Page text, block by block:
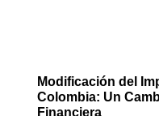
Modificación del
Colombia: Un
Financiera